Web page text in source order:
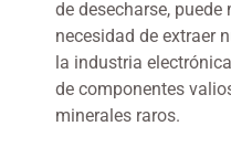
de desecharse,
necesidad de extraer
la industria
de componentes
minerales raros.